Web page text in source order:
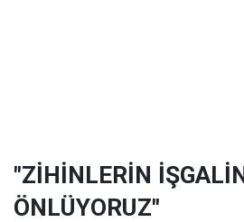
"ZİHİNLERİN
ÖNLÜYORUZ"